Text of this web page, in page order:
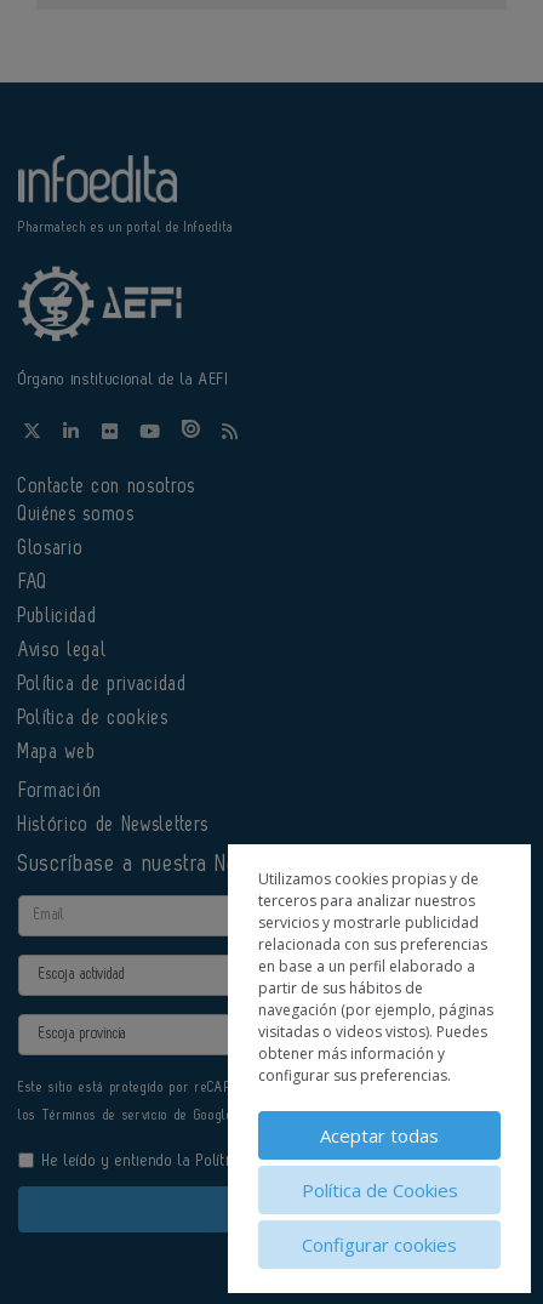
Pharmatech es un portal de Infoedita
Órgano institucional de la AEFI
Contacte con nosotros
Quiénes somos
Glosario
FAQ
Publicidad
Aviso legal
Política de privacidad
Política de cookies
Mapa web
Formación
Histórico de Newsletters
Suscríbase a nuestra Newsletter
Email
Actividad
Provincia
Este sitio está protegido por reCAPTCHA y se aplican la
los Términos de servicio de Google.
He leído y entiendo la Política de Privacidad
Enviar
Utilizamos cookies propias y de
terceros para analizar nuestros
servicios y mostrarle publicidad
relacionada con sus preferencias
en base a un perfil elaborado a
partir de sus hábitos de
navegación (por ejemplo, páginas
visitadas o videos vistos). Puedes
obtener más información y
configurar sus preferencias.
Aceptar todas
Política de Cookies
Configurar cookies